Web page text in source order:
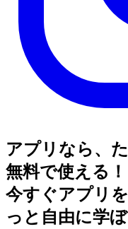
アプリなら、
無料で使える！
今すぐアプリ
っと自由に学ぼ